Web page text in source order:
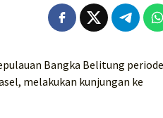
Bangka Belitung periode
melakukan kunjungan ke